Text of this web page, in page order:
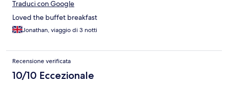
Traduci con Google
Loved the buffet breakfast
Jonathan, viaggio di 3 notti
Recensione verificata
10/10 Eccezionale